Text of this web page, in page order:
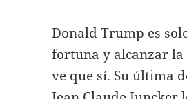
Donald Trump es
fortuna y alcanzar la
ve que sí. Su última